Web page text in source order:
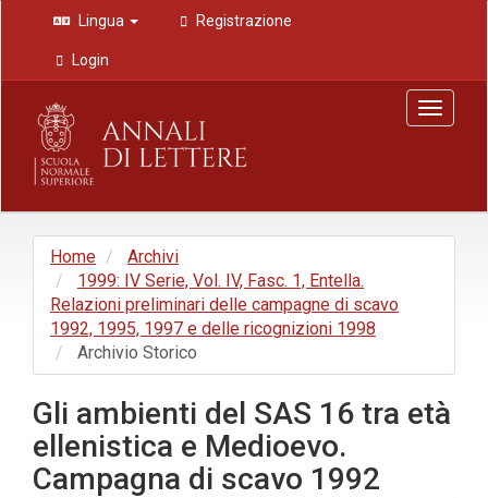
Navigazione
principale
Contenuto
principale
Barra
laterale
Lingua Registrazione
Login
Toggle
Home
Archivi
1999: IV Serie, Vol. IV, Fasc. 1, Entella.
Relazioni preliminari delle campagne di scavo
1992, 1995, 1997 e delle ricognizioni 1998
Archivio Storico
Gli ambienti del SAS 16 tra età
ellenistica e Medioevo.
Campagna di scavo 1992